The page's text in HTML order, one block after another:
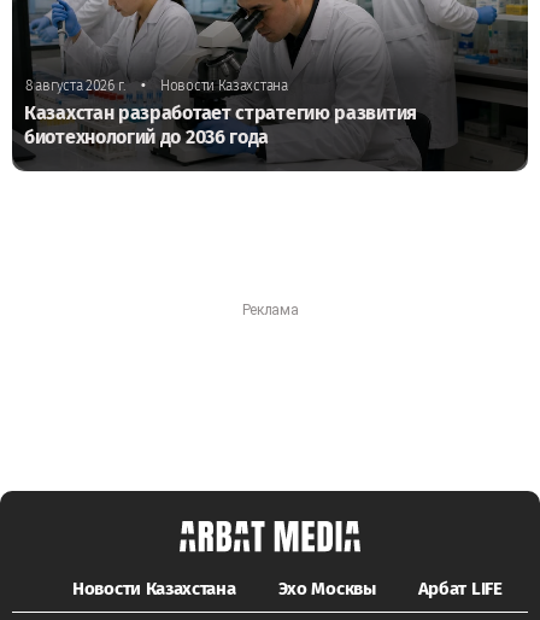
8 августа 2026 г. • Новости Казахстана
Казахстан разработает стратегию развития
биотехнологий до 2036 года
Новости Казахстана Эхо Москвы Арбат LIFE